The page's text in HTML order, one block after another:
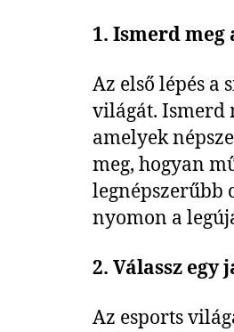
1. Ismerd
Az első lépés a
világát. Ismerd
amelyek
meg, hogyan
legnépszerűbb
nyomon a
2. Válassz egy
Az esports